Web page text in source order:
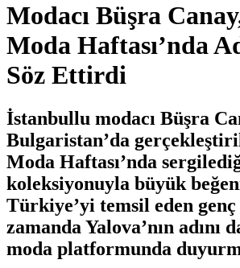
Modacı Büşra
Moda Haftası’nda
Söz Ettirdi
İstanbullu modacı Büşra
Bulgaristan’da
Moda Haftası’nda
koleksiyonuyla büyük
Türkiye’yi temsil eden genç
zamanda Yalova’nın adını
moda platformunda